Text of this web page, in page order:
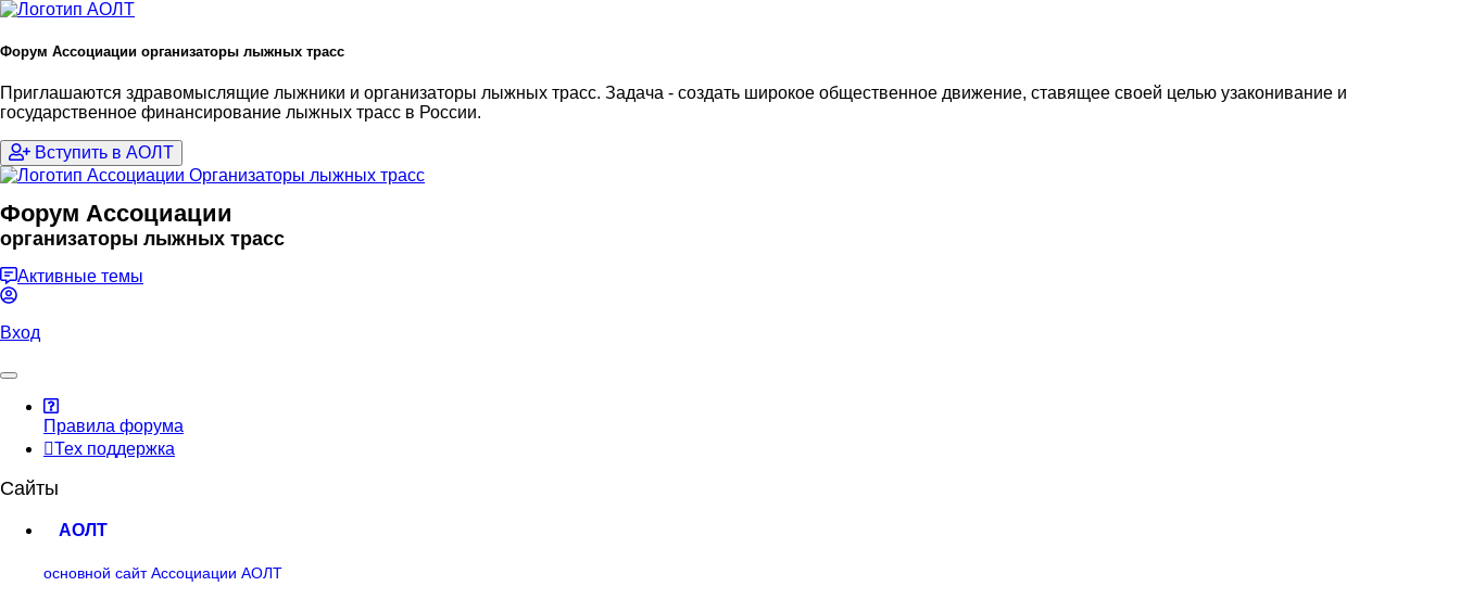
Форум Ассоциации организаторы лыжных трасс
Приглашаются здравомыслящие лыжники и организаторы лыжных трасс. Задача - создать широкое общественное движение, ставящее своей целью узаконивание и
государственное финансирование лыжных трасс в России.
Вступить в АОЛТ
Форум Ассоциации
организаторы лыжных трасс
Активные темы
Вход
Правила форума
Тех поддержка
Сайты
АОЛТ
основной сайт Ассоциации АОЛТ